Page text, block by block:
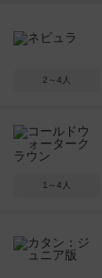
2～4人
1～4人